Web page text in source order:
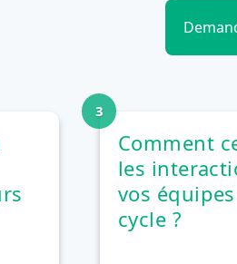
Comment
les
vos
cycle ?